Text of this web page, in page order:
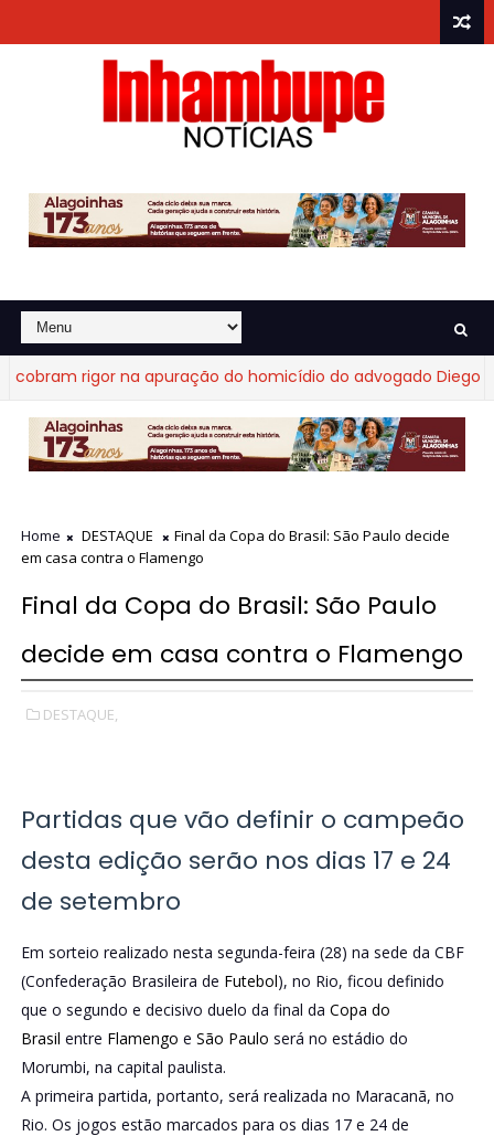
rigor na apuração do homicídio do advogado Diego
Home DESTAQUE
Final da Copa do Brasil: São Paulo decide
em casa contra o Flamengo
Final da Copa do Brasil: São Paulo
decide em casa contra o Flamengo
DESTAQUE,
Partidas que vão definir o campeão
desta edição serão nos dias 17 e 24
de setembro
Em sorteio realizado nesta segunda-feira (28) na sede da CBF
(Confederação Brasileira de Futebol), no Rio, ficou definido
que o segundo e decisivo duelo da final da Copa do
Brasil entre Flamengo e São Paulo será no estádio do
Morumbi, na capital paulista.
A primeira partida, portanto, será realizada no Maracanã, no
Rio. Os jogos estão marcados para os dias 17 e 24 de